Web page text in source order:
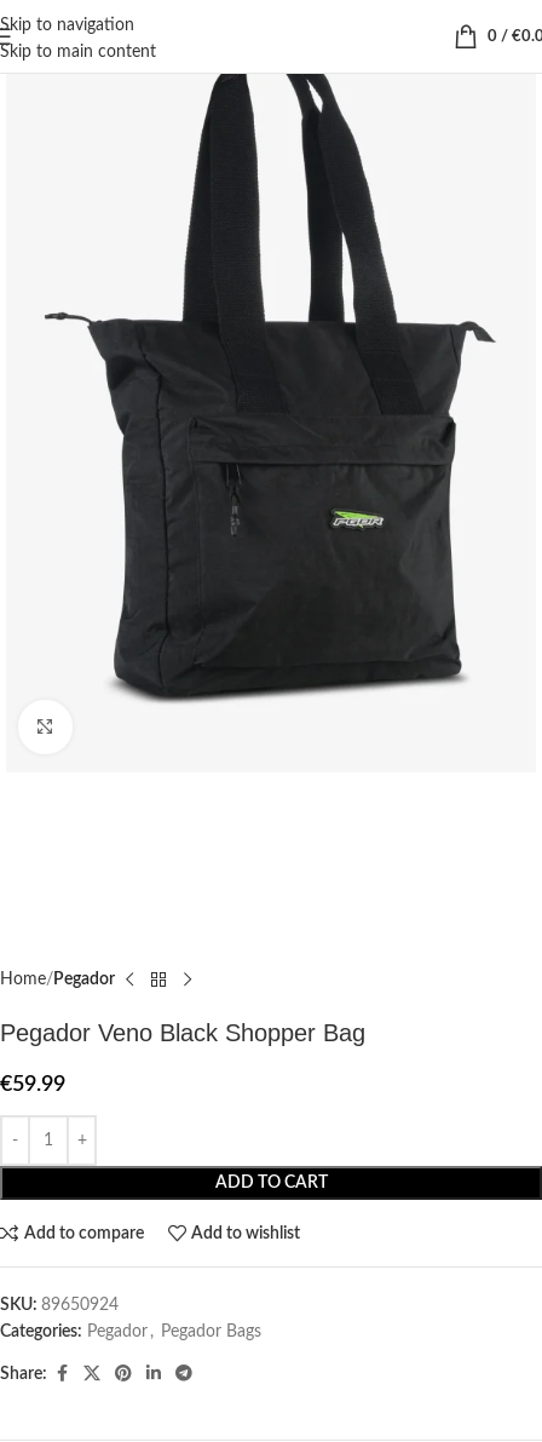
Skip to navigation
Skip to main content
0 / €
Home Pegador​
Pegador Veno Black Shopper Bag
€59.99
ADD TO CART
Add to compare Add to wishlist
SKU: 89650924
Categories: Pegador​ , Pegador Bags
Share: